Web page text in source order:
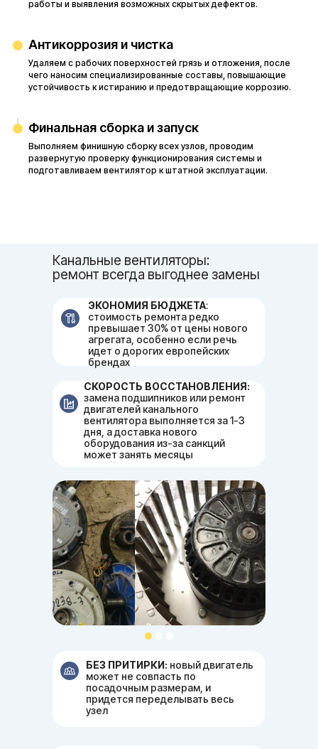
работы и выявления возможных скрытых дефектов.
Антикоррозия и чистка
Удаляем с рабочих поверхностей грязь и отложения, после
чего наносим специализированные составы, повышающие
устойчивость к истиранию и предотвращающие коррозию.
Финальная сборка и запуск
Выполняем финишную сборку всех узлов, проводим
развернутую проверку функционирования системы и
подготавливаем вентилятор к штатной эксплуатации.
БЕЗ ПРИТИРКИ: новый двигатель
может не совпасть по
посадочным размерам, и
придется переделывать весь
узел
СКОРОСТЬ ВОССТАНОВЛЕНИЯ:
замена подшипников или ремонт
двигателей канального
вентилятора выполняется за 1-3
дня, а доставка нового
оборудования из-за санкций
может занять месяцы
ЭКОНОМИЯ БЮДЖЕТА:
стоимость ремонта редко
превышает 30% от цены нового
агрегата, особенно если речь
идет о дорогих европейских
брендах
Канальные вентиляторы:
ремонт всегда выгоднее замены